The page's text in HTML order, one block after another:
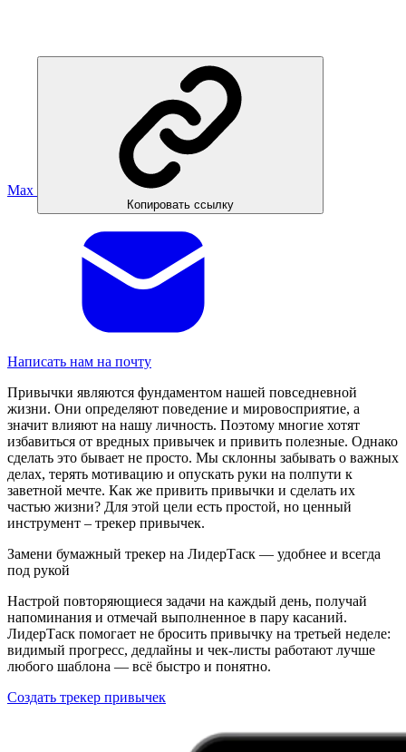
Max
Копировать ссылку
Написать нам на почту
Привычки являются фундаментом нашей повседневной
жизни. Они определяют поведение и мировосприятие, а
значит влияют на нашу личность. Поэтому многие хотят
избавиться от вредных привычек и привить полезные. Однако
сделать это бывает не просто. Мы склонны забывать о важных
делах, терять мотивацию и опускать руки на полпути к
заветной мечте. Как же привить привычки и сделать их
частью жизни? Для этой цели есть простой, но ценный
инструмент – трекер привычек.
Замени бумажный трекер на ЛидерТаск — удобнее и всегда
под рукой
Настрой повторяющиеся задачи на каждый день, получай
напоминания и отмечай выполненное в пару касаний.
ЛидерТаск помогает не бросить привычку на третьей неделе:
видимый прогресс, дедлайны и чек-листы работают лучше
любого шаблона — всё быстро и понятно.
Создать трекер привычек